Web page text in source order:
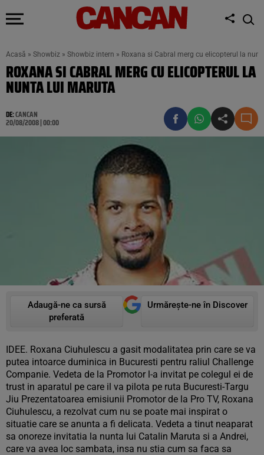
Acasă » Showbiz » Showbiz intern » Roxana si Cabral merg cu elicopterul la
ROXANA SI CABRAL MERG CU ELICOPTERUL LA
NUNTA LUI MARUTA
DE:CANCAN
20/08/2008 | 00:00
Adaugă-ne ca sursă
preferată
Urmărește-ne în Discover
IDEE. Roxana Ciuhulescu a gasit modalitatea prin care se va
putea intoarce duminica in Bucuresti pentru raliul Challenge
Companie. Vedeta de la Promotor l-a invitat pe colegul ei de
trust in aparatul pe care il va pilota pe ruta Bucuresti-Targu
Jiu Prezentatoarea emisiunii Promotor de la Pro TV, Roxana
Ciuhulescu, a rezolvat cum nu se poate mai inspirat o
situatie care se anunta a fi delicata. Vedeta a tinut neaparat
sa onoreze invitatia la nunta lui Catalin Maruta si a Andrei,
care va avea loc sambata, insa nu stia cum sa faca sa